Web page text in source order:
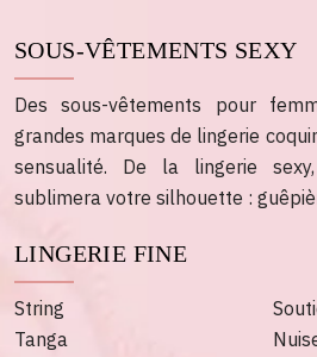
SOUS-VÊTEMENTS SEXY
Des sous-vêtements pour
grandes marques de lingerie
sensualité. De la lingerie
sublimera votre silhouette :
LINGERIE FINE
String
Tanga